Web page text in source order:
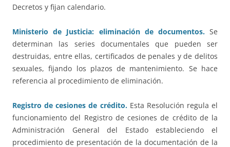
Decretos y fijan calendario.
Ministerio de Justicia: eliminación de documentos. Se
determinan las series documentales que pueden ser
destruidas, entre ellas, certificados de penales y de delitos
sexuales, fijando los plazos de mantenimiento. Se hace
referencia al procedimiento de eliminación.
Registro de cesiones de crédito. Esta Resolución regula el
funcionamiento del Registro de cesiones de crédito de la
Administración General del Estado estableciendo el
procedimiento de presentación de la documentación de la